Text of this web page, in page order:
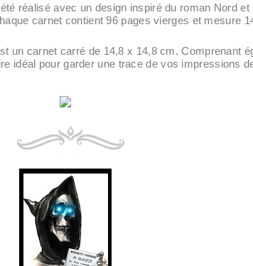
réalisé avec un design inspiré du roman Nord et
carnet contient 96 pages vierges et mesure
un carnet carré de 14,8 x 14,8 cm. Comprenant
idéal pour garder une trace de vos impressions